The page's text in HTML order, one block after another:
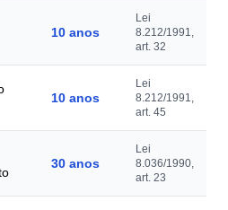
10 anos
Lei
8.212/1991,
art. 32
10 anos
Lei
8.212/1991,
art. 45
30 anos
Lei
8.036/1990,
art. 23